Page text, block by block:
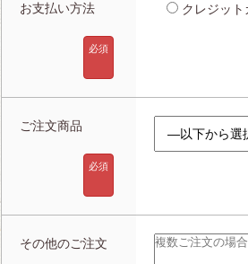
お支払い方法
必須
クレジット
ご注文商品
必須
その他のご注文